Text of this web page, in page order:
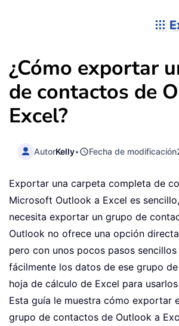
¿Cómo exportar
de contactos de
Excel?
AutorKelly• Fecha de modificación
Exportar una carpeta completa de
Microsoft Outlook a Excel es
necesita exportar un grupo de
Outlook no ofrece una opción
pero con unos pocos pasos
fácilmente los datos de ese grupo
hoja de cálculo de Excel para
Esta guía le muestra cómo exportar
grupo de contactos de Outlook a